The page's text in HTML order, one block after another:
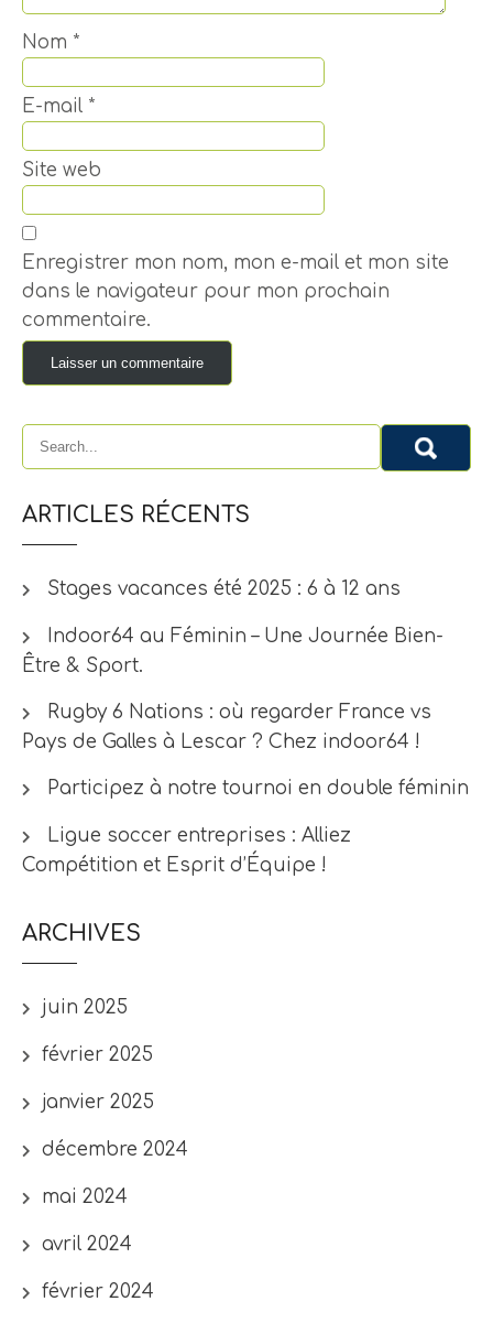
Nom *
E-mail *
Site web
Enregistrer mon nom, mon e-mail et mon site
dans le navigateur pour mon prochain
commentaire.
ARTICLES RÉCENTS
Stages vacances été 2025 : 6 à 12 ans
Indoor64 au Féminin – Une Journée Bien-
Être & Sport.
Rugby 6 Nations : où regarder France vs
Pays de Galles à Lescar ? Chez indoor64 !
Participez à notre tournoi en double féminin
Ligue soccer entreprises : Alliez
Compétition et Esprit d’Équipe !
ARCHIVES
juin 2025
février 2025
janvier 2025
décembre 2024
mai 2024
avril 2024
février 2024